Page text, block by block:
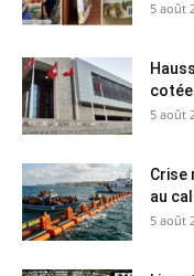
5 août
5 août
Crise
au
5 août